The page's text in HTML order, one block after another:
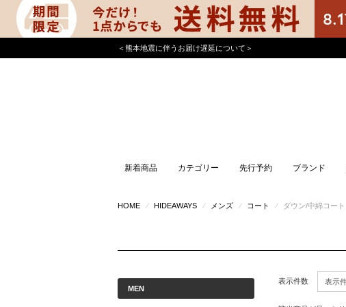
＜熊本地震に伴うお届け遅延について＞
新着商品 カテゴリー 先行予約 ブランド
HOME ⁄ HIDEAWAYS ⁄ メンズ ⁄ コート ⁄ ダウン/中綿コート
表示件数
MEN